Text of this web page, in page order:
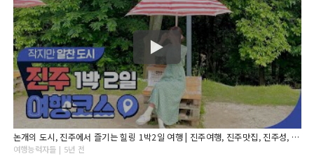
논개의 도시, 진주에서 즐기는 힐링 1박2일 여행 | 진주여행, 진주맛집, 진주성, 진양호, 강주연못, 반성수목원, 골든튤립호텔, 진주성, 남가람공원, 하연옥, 마켓진양호
여행능력자들 | 5년 전